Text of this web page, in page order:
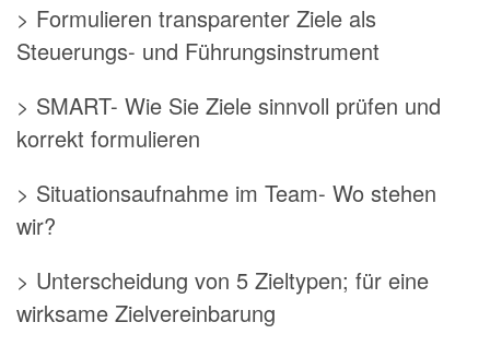
> Formulieren transparenter Ziele als
Steuerungs- und Führungsinstrument
> SMART- Wie Sie Ziele sinnvoll prüfen und
korrekt formulieren
> Situationsaufnahme im Team- Wo stehen
wir?
> Unterscheidung von 5 Zieltypen; für eine
wirksame Zielvereinbarung